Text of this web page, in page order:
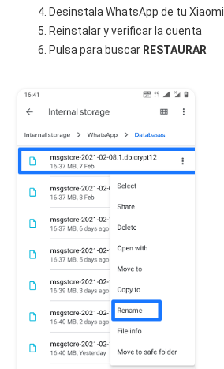
Desinstala WhatsApp de tu Xiaomi
Reinstalar y verificar la cuenta
Pulsa para buscar RESTAURAR